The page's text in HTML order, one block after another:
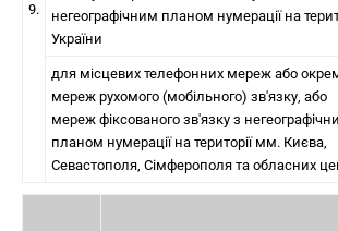
9.
негеографічним планом нумерації на
України
для місцевих телефонних мереж або
мереж рухомого (мобільного) зв'язку, або
мереж фіксованого зв'язку з
планом нумерації на території мм. Києва,
Севастополя, Сімферополя та обласних